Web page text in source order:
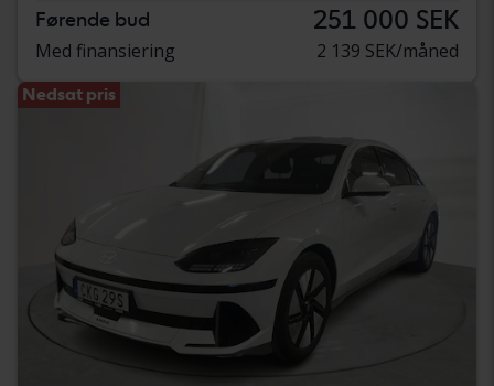
Førende bud 251 000 SEK
Med finansiering 2 139 SEK/måned
Nedsat pris